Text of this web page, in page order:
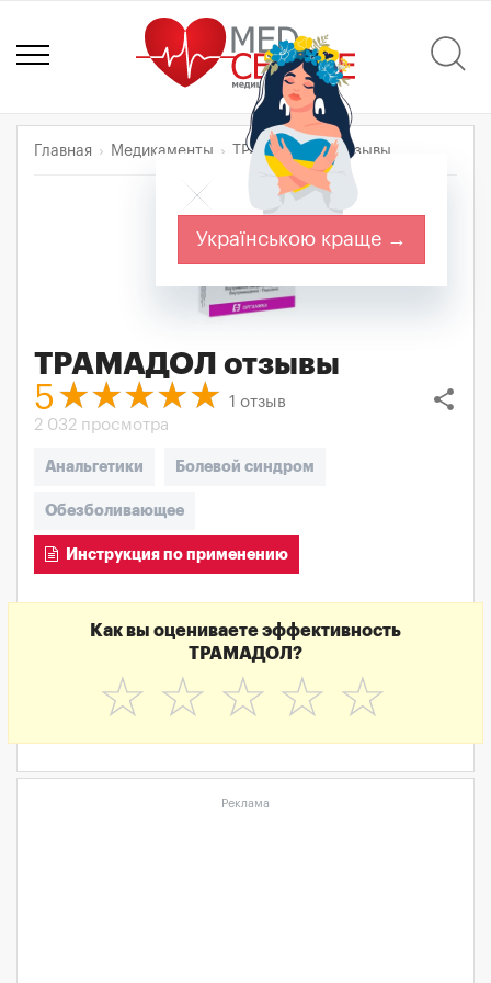
Главная Медикаменты ТРАМАДОЛ Отзывы
ТРАМАДОЛ отзывы
share
5 1 отзыв
2 032 просмотра
Анальгетики Болевой синдром
Обезболивающее
Инструкция по применению
Как вы оцениваете эффективность
ТРАМАДОЛ?
☆
☆
☆
☆
☆
Реклама
Українською краще →